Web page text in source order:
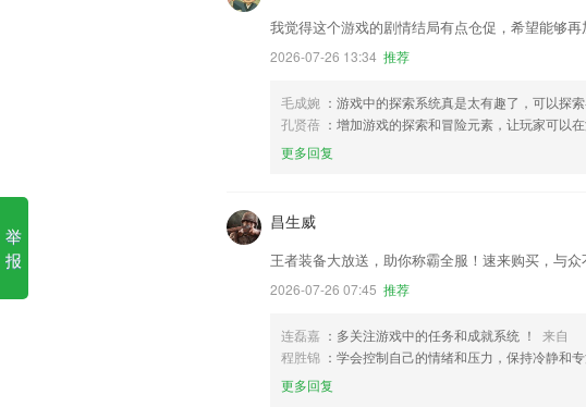
我觉得这个游戏的剧情结局有点仓促，希望能够再
2026-07-26 13:34 推荐
毛成婉 ：游戏中的探索系统真是太有趣了，可以探
孔贤蓓 ：增加游戏的探索和冒险元素，让玩家可以
更多回复
昌生威
王者装备大放送，助你称霸全服！速来购买，与众
2026-07-26 07:45 推荐
连磊嘉 ：多关注游戏中的任务和成就系统 ！
来自
程胜锦 ：学会控制自己的情绪和压力，保持冷静和专
更多回复
举
报